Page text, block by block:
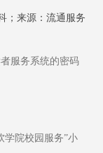
；来源：流通服务
服务系统的密码
学院校园服务”小